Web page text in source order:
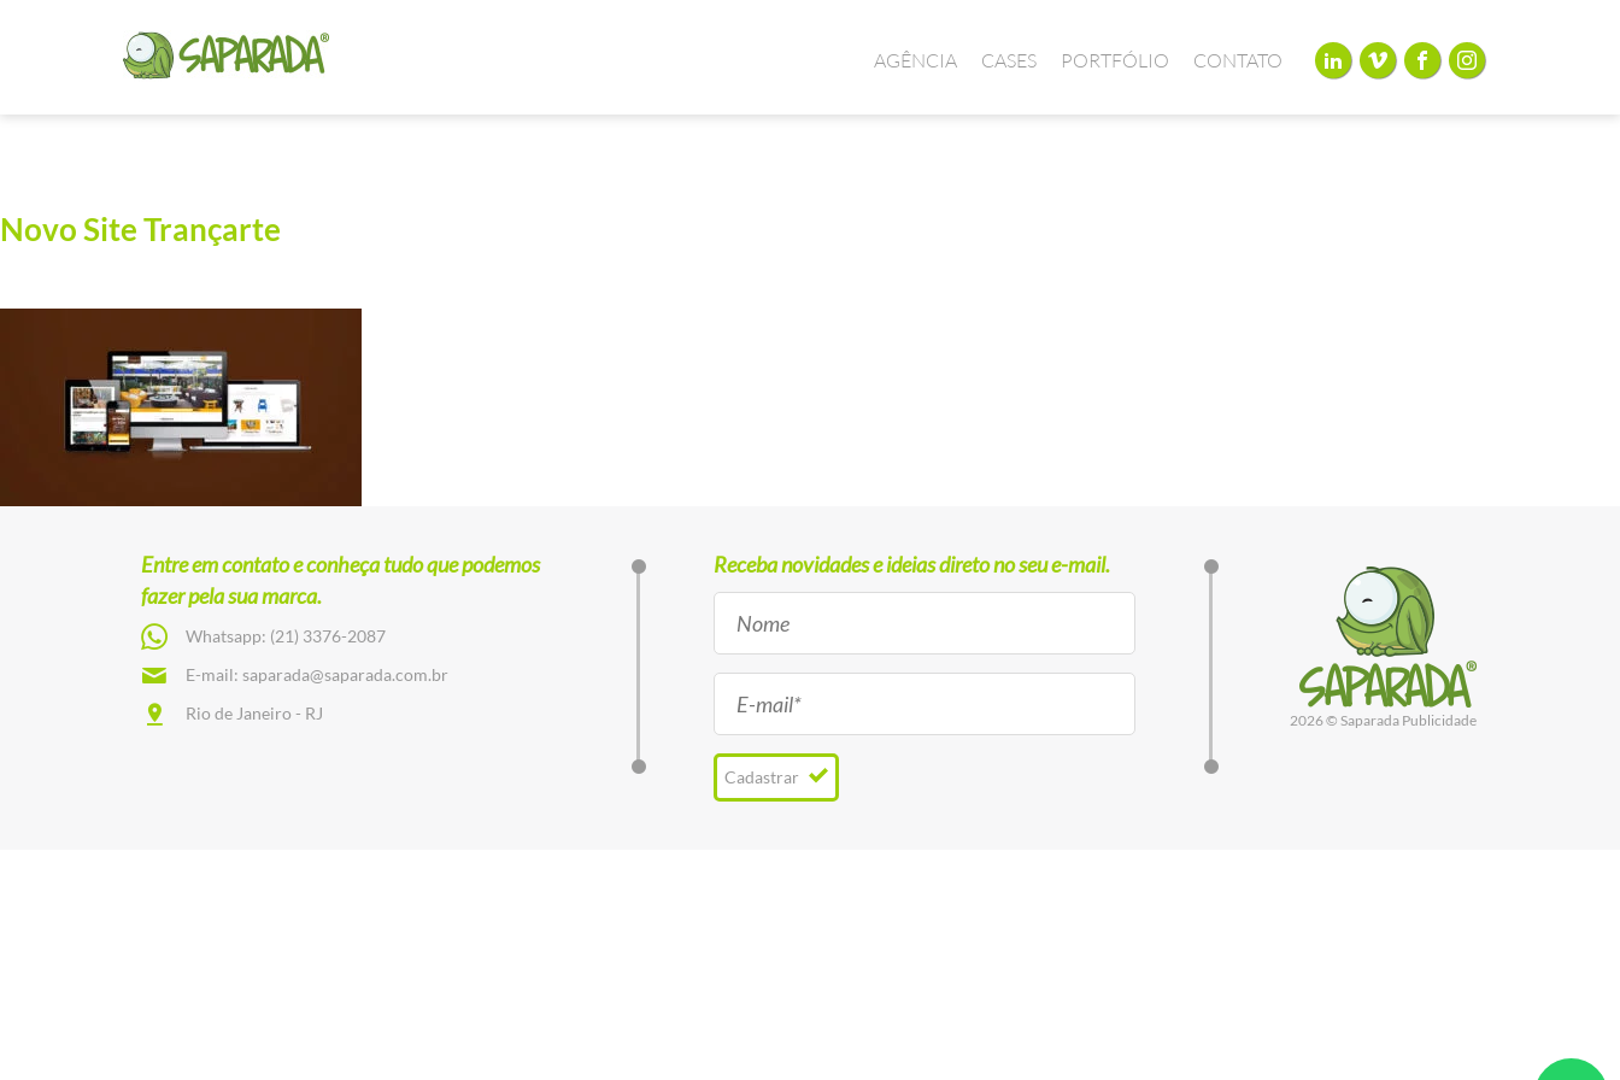
AGÊNCIA CASES PORTFÓLIO CONTATO
Novo Site Trançarte
Entre em contato e conheça tudo que podemos
fazer pela sua marca.
Whatsapp: (21) 3376-2087
E-mail: saparada@saparada.com.br
Rio de Janeiro - RJ
Receba novidades e ideias direto no seu e-mail.
Cadastrar
2026 © Saparada Publicidade